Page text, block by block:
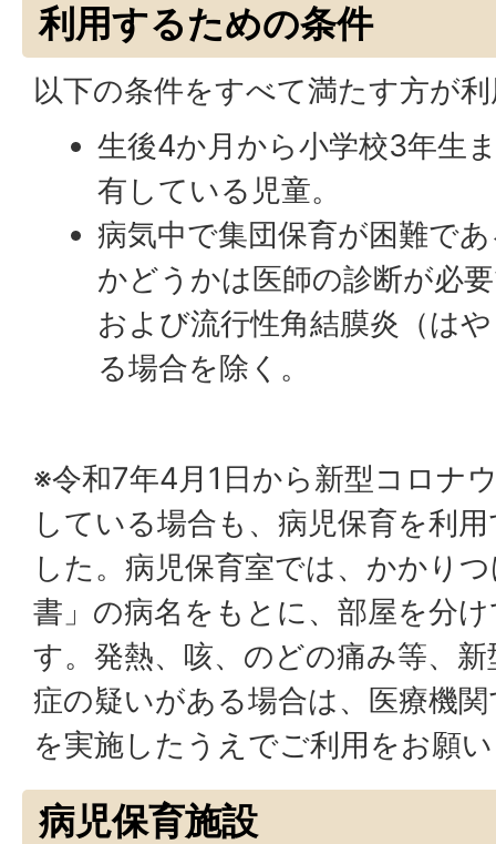
利用するための条件
以下の条件をすべて満たす方が
生後4か月から小学校3年生
有している児童。
病気中で集団保育が困難で
かどうかは医師の診断が必
および流行性角結膜炎（は
る場合を除く。
※令和7年4月1日から新型コロナ
している場合も、病児保育を利
した。病児保育室では、かかり
書」の病名をもとに、部屋を分
す。発熱、咳、のどの痛み等、
症の疑いがある場合は、医療機
を実施したうえでご利用をお願
病児保育施設